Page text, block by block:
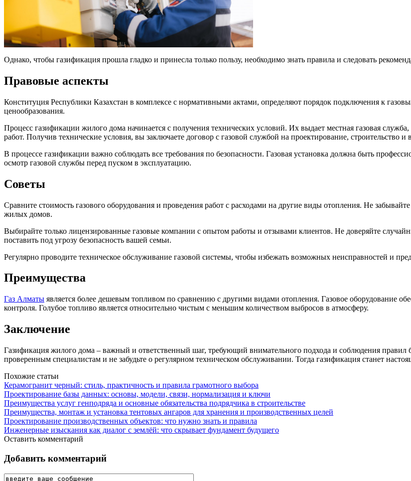
Однако, чтобы газификация прошла гладко и принесла только пользу, необходимо знать правила и следовать
Правовые аспекты
Конституция Республики Казахстан в комплексе с нормативными актами, определяют порядок подключения к
ценообразования.
Процесс газификации жилого дома начинается с получения технических условий. Их выдает местная газовая
работ. Получив технические условия, вы заключаете договор с газовой службой на проектирование, строительство и
В процессе газификации важно соблюдать все требования по безопасности. Газовая установка должна быть
осмотр газовой службы перед пуском в эксплуатацию.
Советы
Сравните стоимость газового оборудования и проведения работ с расходами на другие виды отопления. Не
жилых домов.
Выбирайте только лицензированные газовые компании с опытом работы и отзывами клиентов. Не доверяйте
поставить под угрозу безопасность вашей семьи.
Регулярно проводите техническое обслуживание газовой системы, чтобы избежать возможных неисправностей и
Преимущества
Газ Алматы является более дешевым топливом по сравнению с другими видами отопления. Газовое оборудование
контроля. Голубое топливо является относительно чистым с меньшим количеством выбросов в атмосферу.
Заключение
Газификация жилого дома – важный и ответственный шаг, требующий внимательного подхода и соблюдения правил
проверенным специалистам и не забудьте о регулярном техническом обслуживании. Тогда газификация станет
Похожие статьи
Керамогранит черный: стиль, практичность и правила грамотного выбора
Проектирование базы данных: основы, модели, связи, нормализация и ключи
Преимущества услуг генподряда и основные обязательства подрядчика в строительстве
Преимущества, монтаж и установка тентовых ангаров для хранения и производственных целей
Проектирование производственных объектов: что нужно знать и правила
Инженерные изыскания как диалог с землёй: что скрывает фундамент будущего
Оставить комментарий
Добавить комментарий